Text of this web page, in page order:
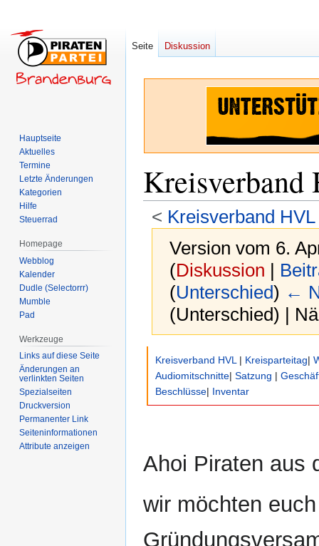
< Kreisverband HVL
Version vom 6.
(Diskussion |
(Unterschied) ←
(Unterschied) |
Kreisverband HVL | Kreisparteitag|
Audiomitschnitte| Satzung |
Beschlüsse| Inventar
Ahoi Piraten aus
wir möchten
Seite Diskussion
Hauptseite
Aktuelles
Termine
Letzte Änderungen
Kategorien
Hilfe
Steuerrad
Homepage
Webblog
Kalender
Dudle (Selectorrr)
Mumble
Pad
Werkzeuge
Links auf diese Seite
Änderungen an
verlinkten Seiten
Spezialseiten
Druckversion
Permanenter Link
Seiten­­informationen
Attribute anzeigen